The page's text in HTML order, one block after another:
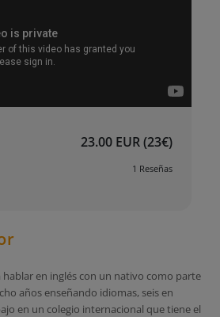
23.00 EUR (23€)
1 Reseñas
en inglés con un nativo como parte
años enseñando idiomas, seis en
en un colegio internacional que tiene el